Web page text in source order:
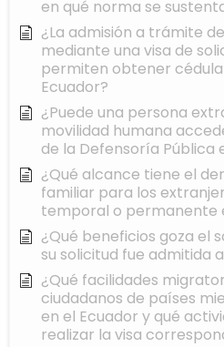
en qué norma se
¿La admisión a trámite
mediante una visa de
permiten obtener
Ecuador?
¿Puede una persona
movilidad humana
de la Defensoría Pública
¿Qué alcance tiene el
familiar para los
temporal o permanente
¿Qué beneficios goza el
su solicitud fue admitida
¿Qué facilidades
ciudadanos de países
en el Ecuador y qué
realizar la visa